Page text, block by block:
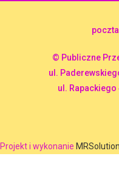
© Publiczne
ul.
ul. Rapackiego
Projekt i wykonanie